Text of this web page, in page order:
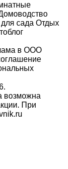
сада Отдых
в ООО
возможна
При